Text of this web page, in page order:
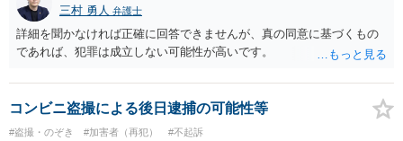
三村 勇人 弁護士
詳細を聞かなければ正確に回答できませんが、真の同意に基づくもの
であれば、犯罪は成立しない可能性が高いです。
コンビニ盗撮による後日逮捕の可能性等
#盗撮・のぞき #加害者（再犯） #不起訴